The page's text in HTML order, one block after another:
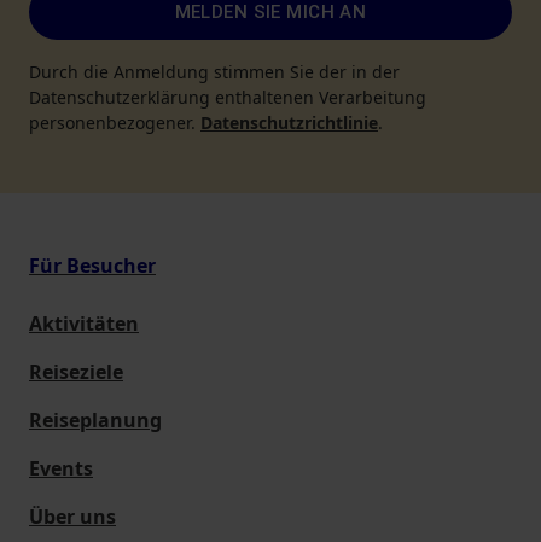
MELDEN SIE MICH AN
Durch die Anmeldung stimmen Sie der in der
Datenschutzerklärung enthaltenen Verarbeitung
personenbezogener. Datenschutzrichtlinie.
Für Besucher
Aktivitäten
Reiseziele
Reiseplanung
Events
Über uns